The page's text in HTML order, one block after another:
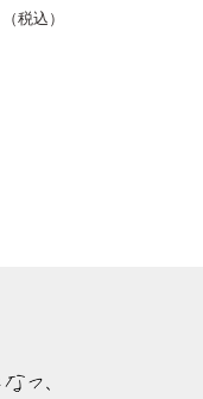
税込）